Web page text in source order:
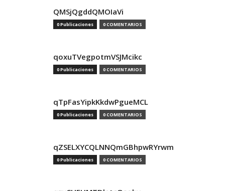
QMSjQgddQMOIaVi
0 Publicaciones 0 COMENTARIOS
qoxuTVegpotmVSJMcikc
0 Publicaciones 0 COMENTARIOS
qTpFasYipkKkdwPgueMCL
0 Publicaciones 0 COMENTARIOS
qZSELXYCQLNNQmGBhpwRYrwm
0 Publicaciones 0 COMENTARIOS